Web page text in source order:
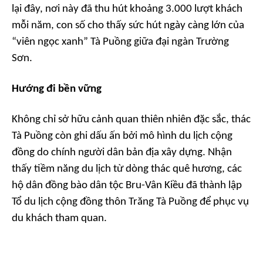
lại đây, nơi này đã thu hút khoảng 3.000 lượt khách
mỗi năm, con số cho thấy sức hút ngày càng lớn của
“viên ngọc xanh” Tà Puồng giữa đại ngàn Trường
Sơn.
Hướng đi bền vững
Không chỉ sở hữu cảnh quan thiên nhiên đặc sắc, thác
Tà Puồng còn ghi dấu ấn bởi mô hình du lịch cộng
đồng do chính người dân bản địa xây dựng. Nhận
thấy tiềm năng du lịch từ dòng thác quê hương, các
hộ dân đồng bào dân tộc Bru-Vân Kiều đã thành lập
Tổ du lịch cộng đồng thôn Trăng Tà Puồng để phục vụ
du khách tham quan.